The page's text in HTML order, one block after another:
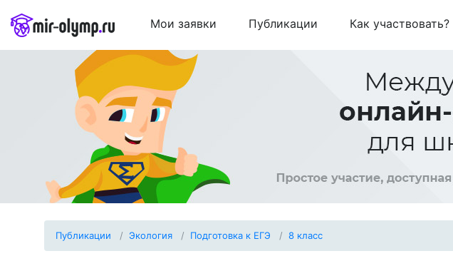
Мои заявки Публикации Как участвовать?
Публикации Экология Подготовка к ЕГЭ 8 класс